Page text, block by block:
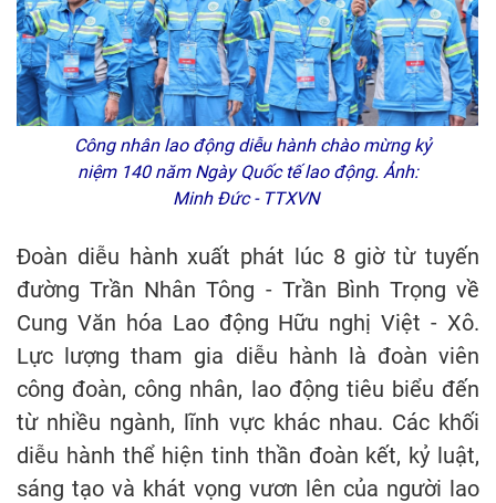
Công nhân lao động diễu hành chào mừng kỷ
niệm 140 năm Ngày Quốc tế lao động. Ảnh:
Minh Đức - TTXVN
Đoàn diễu hành xuất phát lúc 8 giờ từ tuyến
đường Trần Nhân Tông - Trần Bình Trọng về
Cung Văn hóa Lao động Hữu nghị Việt - Xô.
Lực lượng tham gia diễu hành là đoàn viên
công đoàn, công nhân, lao động tiêu biểu đến
từ nhiều ngành, lĩnh vực khác nhau. Các khối
diễu hành thể hiện tinh thần đoàn kết, kỷ luật,
sáng tạo và khát vọng vươn lên của người lao